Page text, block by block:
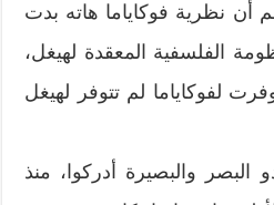
أن نظرية فوكاياما هاته بدت
الفلسفية المعقدة لهيغل،
لفوكاياما لم تتوفر لهيغل
البصر والبصيرة أدركوا، منذ